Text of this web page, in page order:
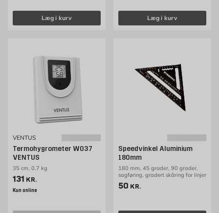
Læg i kurv Læg i kurv
VENTUS
Termohygrometer W037
VENTUS
35 cm, 0.7 kg
Pris 131 kr. /stk
131 KR.
Kun online
Speedvinkel Aluminium
180mm
180 mm, 45 grader, 90 grader,
sagføring, gradert skåring for linjer
Pris 50 kr. /stk
50 KR.